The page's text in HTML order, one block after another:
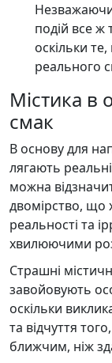
подій все ж
оскільки
реального
Містика в
смак
В основу для
лягають
можна
двомірство, що
реальності та
хвилюючими
Страшні
завойовують
оскільки
та відчуття
ближчим, ніж